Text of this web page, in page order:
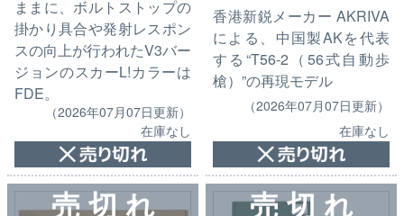
ままに、ボルトストップの
掛かり具合や発射レスポン
スの向上が行われたV3バー
ジョンのスカーL!カラーは
FDE。
（2026年07月07日更新）
在庫なし
香港新鋭メーカー AKRIVA
による、中国製AKを代表
する“T56-2（56式自動歩
槍）”の再現モデル
（2026年07月07日更新）
在庫なし
売 切 れ 売 切 れ